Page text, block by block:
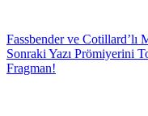
Fassbender ve Cotillard’lı
Sonraki Yazı Prömiyerini
Fragman!